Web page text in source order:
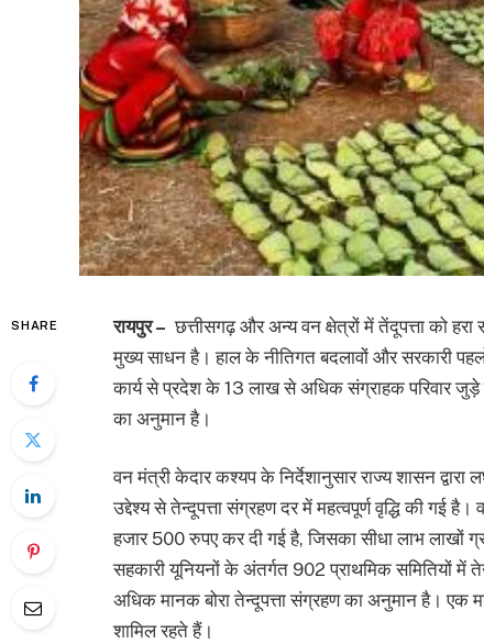
SHARE रायपुर – छत्तीसगढ़ और अन्य वन क्षेत्रों में तेंदूपत्ता को
मुख्य साधन है। हाल के नीतिगत बदलावों और सरकारी
कार्य से प्रदेश के 13 लाख से अधिक संग्राहक परिवार
का अनुमान है।
वन मंत्री केदार कश्यप के निर्देशानुसार राज्य शासन
उद्देश्य से तेन्दूपत्ता संग्रहण दर में महत्वपूर्ण वृद्धि की गई
हजार 500 रुपए कर दी गई है, जिसका सीधा लाभ लाखों
सहकारी यूनियनों के अंतर्गत 902 प्राथमिक समितियों में
अधिक मानक बोरा तेन्दूपत्ता संग्रहण का अनुमान है। एक
शामिल रहते हैं।